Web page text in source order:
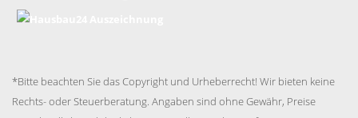
*Bitte beachten Sie das Copyright und Urheberrecht! Wir bieten keine
Rechts- oder Steuerberatung. Angaben sind ohne Gewähr, Preise